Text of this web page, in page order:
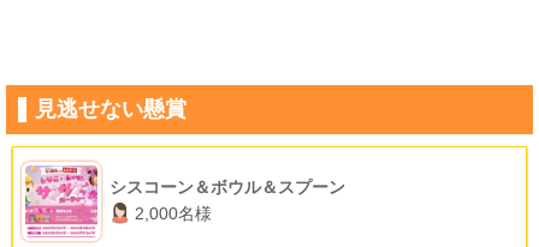
見逃せない懸賞
シスコーン＆ボウル＆スプーン
2,000名様